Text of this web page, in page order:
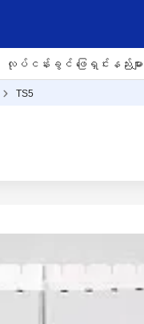
လုပ်ငန်းခွင် ဖြေရှင်းနည်းများ
TS5